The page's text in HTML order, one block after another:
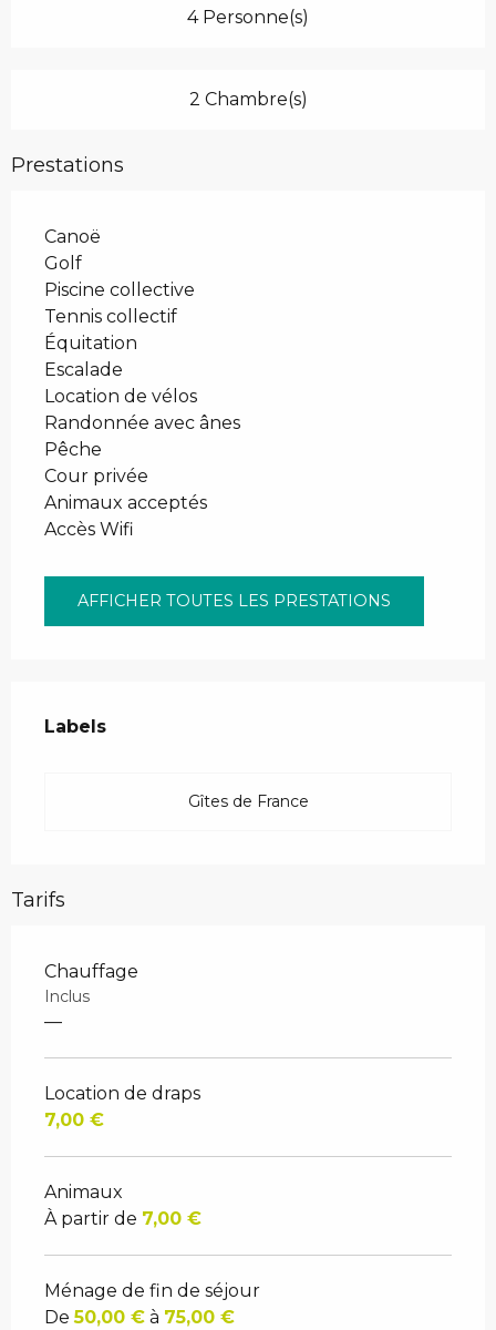
4 Personne(s)
2 Chambre(s)
Prestations
Canoë
Golf
Piscine collective
Tennis collectif
Équitation
Escalade
Location de vélos
Randonnée avec ânes
Pêche
Cour privée
Animaux acceptés
Accès Wifi
AFFICHER TOUTES LES PRESTATIONS
Labels
Labels
Gîtes de France
Tarifs
Chauffage
Inclus
—
Location de draps
7,00 €
Animaux
À partir de 7,00 €
Ménage de fin de séjour
De50,00 € à 75,00 €